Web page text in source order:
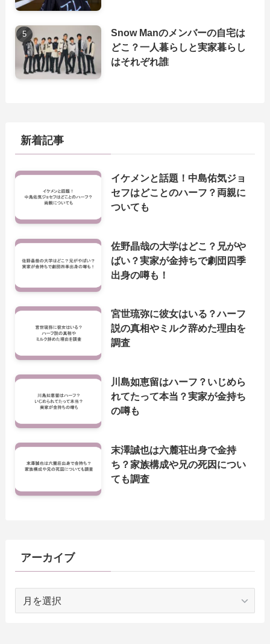
Snow Manのメンバーの自宅は
どこ？一人暮らしと実家暮らし
はそれぞれ誰
新着記事
イケメンと話題！中島佑気ジョ
セフはどことのハーフ？両親に
ついても
佐野晶哉の大学はどこ？兄がや
ばい？実家が金持ちで劇団四季
出身の噂も！
宮世琉弥に彼女はいる？ハーフ
説の真相やミルク辞めた理由を
調査
川島如恵留はハーフ？いじめら
れてたって本当？実家が金持ち
の噂も
末澤誠也は六麓荘出身で金持
ち？家族構成や兄の死因につい
ても調査
アーカイブ